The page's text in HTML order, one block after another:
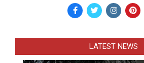
LATEST NEWS